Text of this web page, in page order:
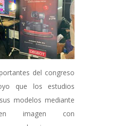
del congreso
que los estudios
modelos mediante
en imagen con